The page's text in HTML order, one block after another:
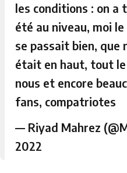
les conditions : on a
été au niveau, moi
se passait bien, que
était en haut, tout
nous et encore
fans, compatriotes
— Riyad Mahrez
2022